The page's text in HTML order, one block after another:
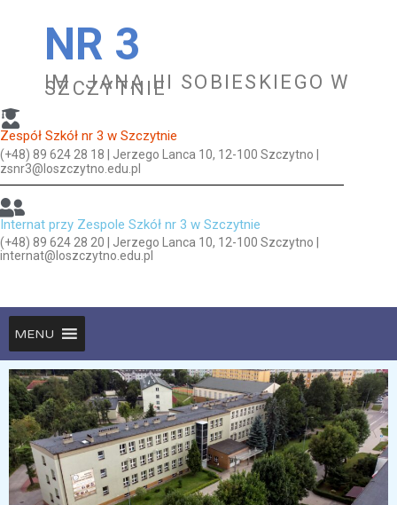
NR 3
IM. JANA III SOBIESKIEGO W
SZCZYTNIE
Zespół Szkół nr 3 w Szczytnie
(+48) 89 624 28 18 | Jerzego Lanca 10, 12-100 Szczytno |
zsnr3@loszczytno.edu.pl
Internat przy Zespole Szkół nr 3 w Szczytnie
(+48) 89 624 28 20 | Jerzego Lanca 10, 12-100 Szczytno |
internat@loszczytno.edu.pl
MENU